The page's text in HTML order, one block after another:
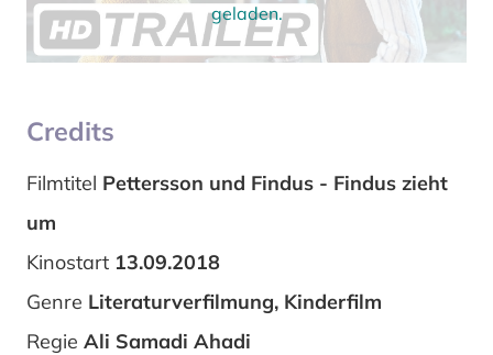
geladen.
Credits
Filmtitel Pettersson und Findus - Findus zieht
um
Kinostart 13.09.2018
Genre Literaturverfilmung, Kinderfilm
Regie Ali Samadi Ahadi